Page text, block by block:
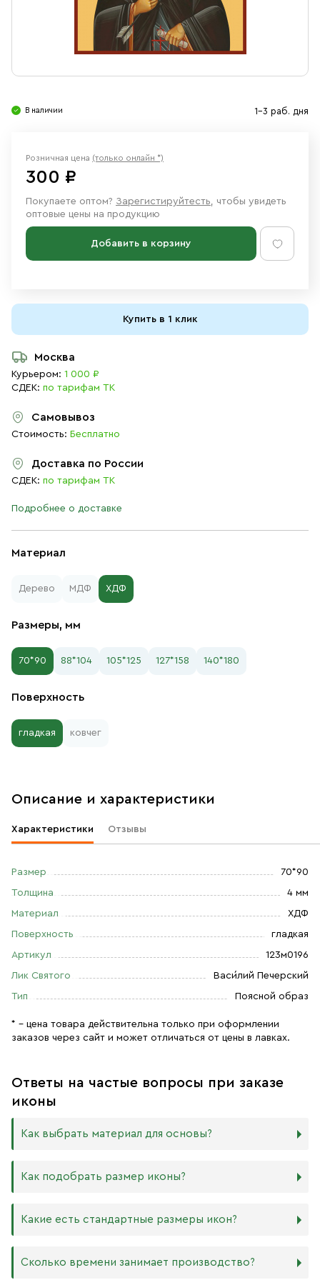
Ювелирные изделия
В наличии 1-3 раб. дня
Материал
Дерево МДФ ХДФ
Размеры, мм
70*90 88*104 105*125 127*158 140*180
Поверхность
гладкая ковчег
Розничная цена (только онлайн *)
300 ₽
Покупаете оптом? Зарегистируйтесть, чтобы увидеть
оптовые цены на продукцию
Добавить в корзину
Купить в 1 клик
Москва
Курьером: 1 000 ₽
СДЕК: по тарифам ТК
Самовывоз
Стоимость: Бесплатно
Доставка по России
СДЕК: по тарифам ТК
Подробнее о доставке
Описание и характеристики
Характеристики Отзывы
Размер 70*90
Толщина 4 мм
Материал ХДФ
Поверхность гладкая
Артикул 123м0196
Лик Святого Васи́лий Печерский
Тип Поясной образ
* – цена товара действительна только при оформлении
заказов через сайт и может отличаться от цены в лавках.
Ответы на частые вопросы при заказе
иконы
Как выбрать материал для основы?
Мы изготавливаем иконы на трёх разных видах досок:
МДФ. Ламинированная древесно-стружечная плита —
практически нет. Вы можете самостоятельно выбрать
Как подобрать размер иконы?
Никаких строгих правил по тому, какого размера
иконостас, можно ориентироваться на него.
Какие есть стандартные размеры икон?
105х125 мм
Сколько времени занимает производство?